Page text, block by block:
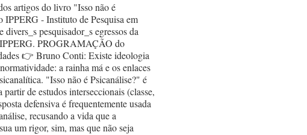
artigos do livro "Isso não é
IPPERG - Instituto de Pesquisa em
pesquisador_s egressos da
IPPERG. PROGRAMAÇÃO do
👉 Bruno Conti: Existe ideologia
a rainha má e os enlaces
"Isso não é Psicanálise?" é
de estudos interseccionais (classe,
defensiva é frequentemente usada
recusando a vida que a
um rigor, sim, mas que não seja